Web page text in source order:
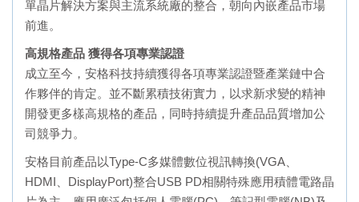
單晶片解決方案與主流系統廠的整合，朝向內嵌產品市場
前進。
高規格產品 獲得各項專業認證
成立至今，安格科技持續獲得各項專業認證暨產業鏈中合
作夥伴的肯定。並不斷累積技術實力，以求新求變的精神
開發更多樣高規格的產品，同時持續提升產品品質增加公
司競爭力。
安格目前產品以Type-C多媒體數位視訊轉換(VGA、
HDMI、DisplayPort)整合USB PD相關特殊應用積體電路晶